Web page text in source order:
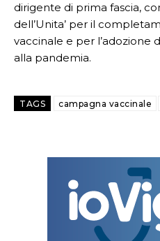
dirigente di prima fascia,
dell’Unita’ per il
vaccinale e per l’adozione
alla pandemia.
TAGS campagna vaccinale